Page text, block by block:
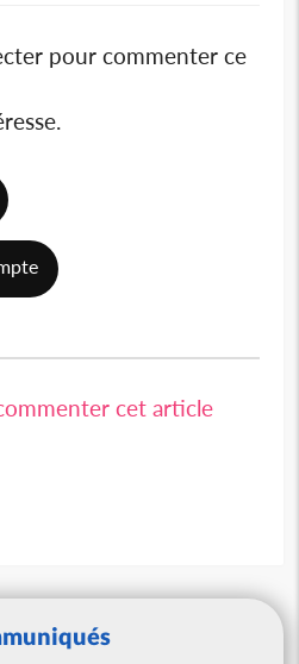
pour commenter ce
cet article